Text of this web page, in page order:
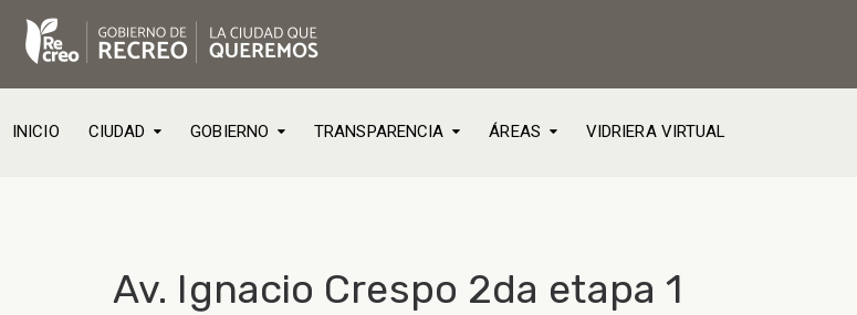
INICIO CIUDAD GOBIERNO TRANSPARENCIA ÁREAS VIDRIERA VIRTUAL
Av. Ignacio Crespo 2da etapa 1